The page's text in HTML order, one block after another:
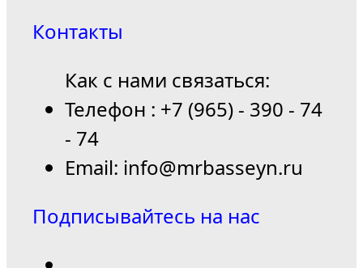
Контакты
Как с нами связаться:
Телефон : +7 (965) - 390 - 74
- 74
Email: info@mrbasseyn.ru
Подписывайтесь на нас